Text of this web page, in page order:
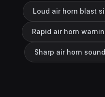
Loud air horn blast
Rapid air horn
Sharp air horn